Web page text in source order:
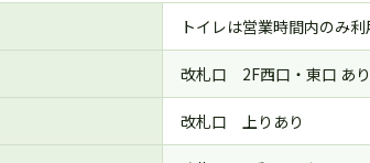
トイレは営業時間内のみ
改札口 2F西口・東口 あり
改札口 上りあり